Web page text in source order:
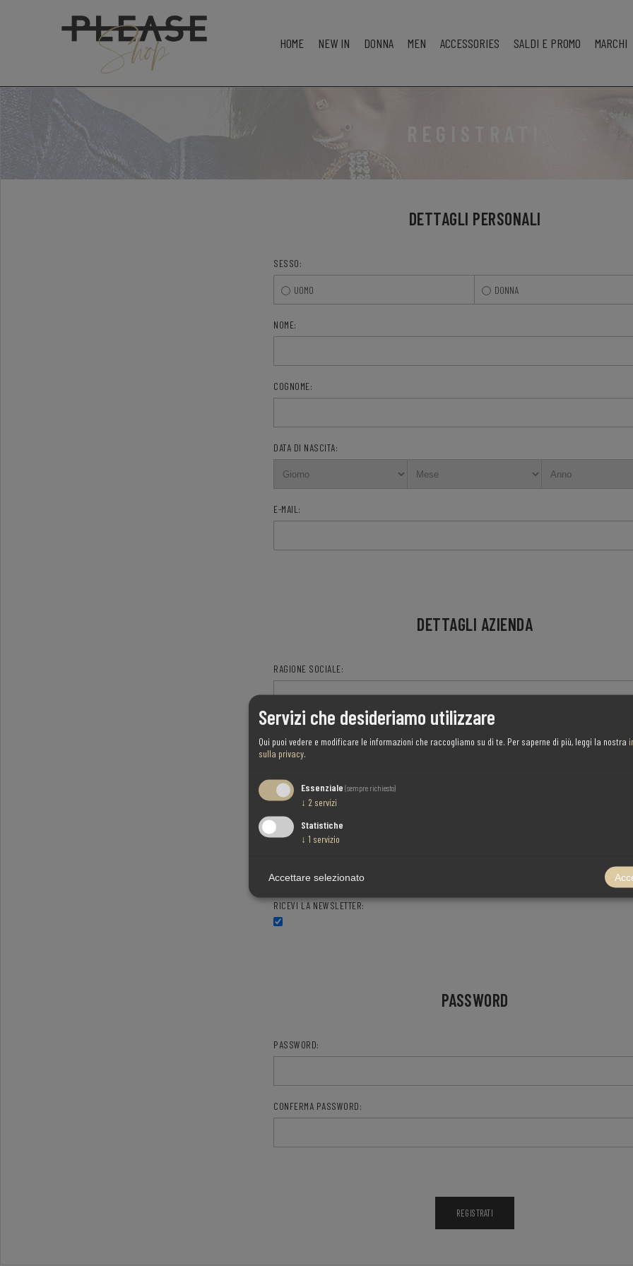
HOME NEW IN DONNA MEN ACCESSORIES SALDI E PROMO MARCHI
DETTAGLI PERSONALI
SESSO:
UOMO DONNA
NOME:
COGNOME:
DATA DI NASCITA:
E-MAIL:
DETTAGLI AZIENDA
RAGIONE SOCIALE:
RICEVI LA NEWSLETTER:
PASSWORD
PASSWORD:
CONFERMA PASSWORD:
Servizi che desideriamo utilizzare
Qui puoi vedere e modificare le informazioni che raccogliamo su di te. Per saperne di più, leggi la nostra
sulla privacy.
Essenziale (sempre richiesto)
↓ 2 servizi
Statistiche
↓ 1 servizio
Accettare selezionato